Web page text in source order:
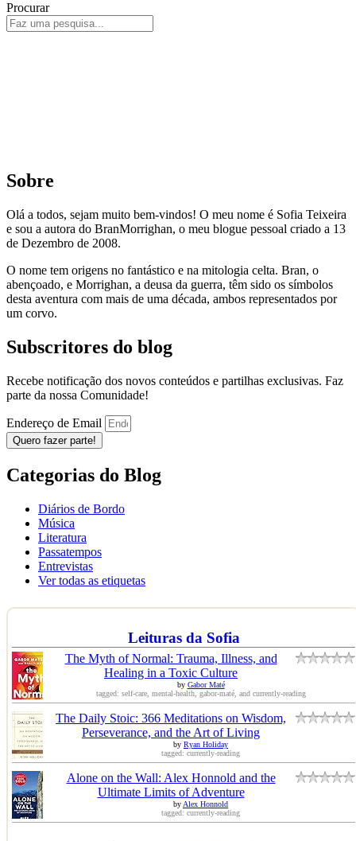
Procurar
Sobre
Olá a todos, sejam muito bem-vindos! O meu nome é Sofia Teixeira
e sou a autora do BranMorrighan, o meu blogue pessoal criado a 13
de Dezembro de 2008.
O nome tem origens no fantástico e na mitologia celta. Bran, o
abençoado, e Morrighan, a deusa da guerra, têm sido os símbolos
desta aventura com mais de uma década, ambos representados por
um corvo.
Subscritores do blog
Recebe notificação dos novos conteúdos e partilhas exclusivas. Faz
parte da nossa Comunidade!
Endereço de Email
Quero fazer parte!
Categorias do Blog
Diários de Bordo
Música
Literatura
Passatempos
Entrevistas
Ver todas as etiquetas
Leituras da Sofia
The Myth of Normal: Trauma, Illness, and
Healing in a Toxic Culture
by Gabor Maté
tagged: self-care, mental-health, gabor-maté, and currently-reading
The Daily Stoic: 366 Meditations on Wisdom,
Perseverance, and the Art of Living
by Ryan Holiday
tagged: currently-reading
Alone on the Wall: Alex Honnold and the
Ultimate Limits of Adventure
byAlex Honnold
tagged: currently-reading